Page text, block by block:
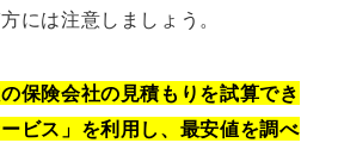
には注意しましょう。
保険会社の見積もりを試算でき
ビス」を利用し、最安値を調べ